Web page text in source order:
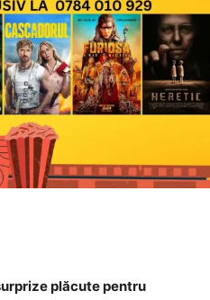
plăcute pentru